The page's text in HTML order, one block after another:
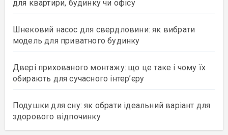
для квартири, будинку чи офісу
Шнековий насос для свердловини: як вибрати
модель для приватного будинку
Двері прихованого монтажу: що це таке і чому їх
обирають для сучасного інтер’єру
Подушки для сну: як обрати ідеальний варіант для
здорового відпочинку